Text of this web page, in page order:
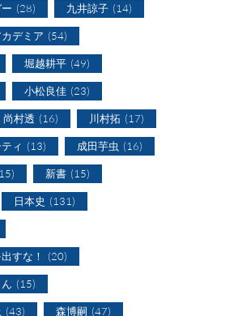
(28) 九井諒子 (14)
デミア (54)
堀越耕平 (49)
小松良佳 (23)
尚村透 (16) 川村拓 (17)
ィ (13) 成田芋虫 (16)
新書 (15)
日本史 (131)
すな！ (20)
(15)
(43) 森博嗣 (47)